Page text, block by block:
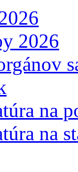
2026
na
na